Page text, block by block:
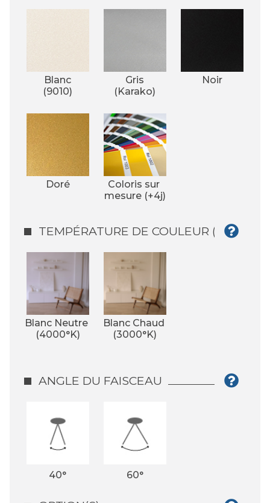
Blanc
(9010)
Gris
(Karako)
Noir
Doré
Coloris sur
mesure (+4j)
TEMPÉRATURE DE COULEUR (°K)
Blanc Neutre
(4000°K)
Blanc Chaud
(3000°K)
ANGLE DU FAISCEAU
40° 60°